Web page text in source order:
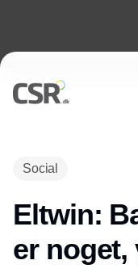
Social
Eltwin:
er noget,